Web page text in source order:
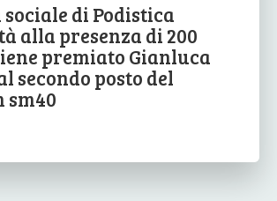
di Podistica
alla presenza di 200
premiato Gianluca
secondo posto del